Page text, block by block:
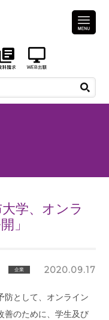
学、オンラ
」
企業 2020.09.17
防として、オンライン
善のために、学生及び